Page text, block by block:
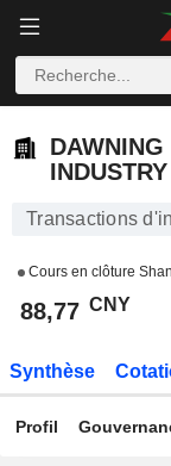
Transactions
Cours en clôture
88,77 CNY
Synthèse
Profil